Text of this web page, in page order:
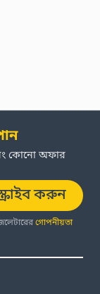
কোনো অফার
করুন
গোপনীয়তা